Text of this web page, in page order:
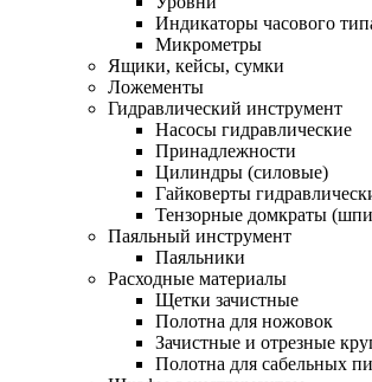
Индикаторы часового
Микрометры
Ящики, кейсы, сумки
Ложементы
Гидравлический инструмент
Насосы гидравлические
Принадлежности
Цилиндры (силовые)
Гайковерты
Тензорные домкраты
Паяльный инструмент
Паяльники
Расходные материалы
Щетки зачистные
Полотна для ножовок
Зачистные и отрезные
Полотна для сабельных